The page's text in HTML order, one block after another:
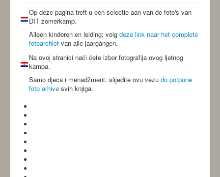
-ANBI-
Op deze pagina treft u een selectie aan van de foto's van
DIT zomerkamp.
Alleen kinderen en leiding: volg deze link naar het complete
fotoarchief van alle jaargangen.
Na ovoj stranici naći ćete izbor fotografija ovog ljetnog
kampa.
Samo djeca i menadžment: slijedite ovu vezu do potpune
foto arhive svih knjiga.